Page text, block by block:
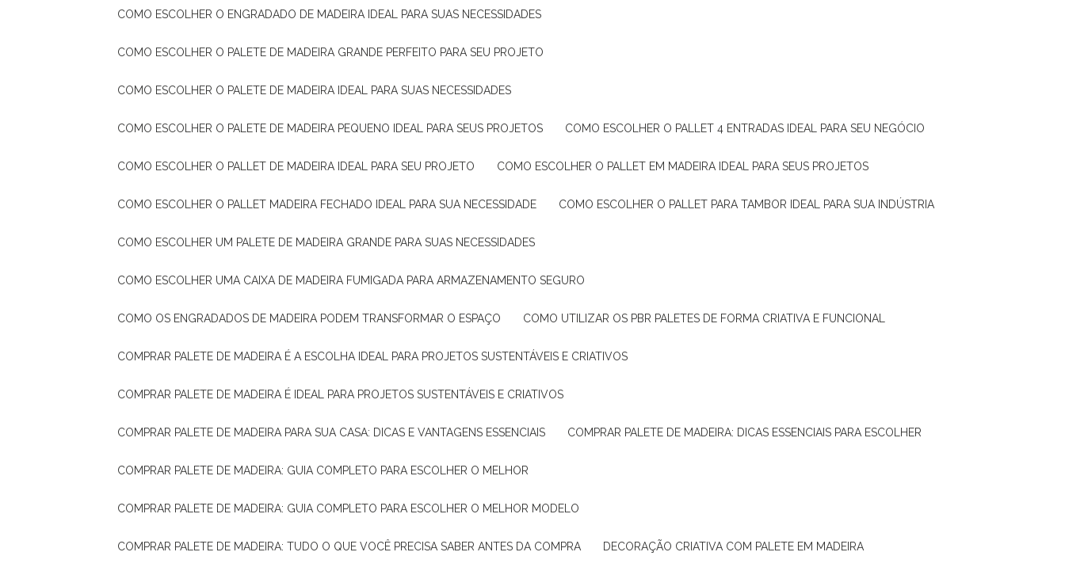
COMO ESCOLHER O ENGRADADO DE MADEIRA IDEAL PARA SUAS NECESSIDADES
COMO ESCOLHER O PALETE DE MADEIRA GRANDE PERFEITO PARA SEU PROJETO
COMO ESCOLHER O PALETE DE MADEIRA IDEAL PARA SUAS NECESSIDADES
COMO ESCOLHER O PALETE DE MADEIRA PEQUENO IDEAL PARA SEUS PROJETOS COMO ESCOLHER O PALLET 4 ENTRADAS IDEAL PARA SEU NEGÓCIO
COMO ESCOLHER O PALLET DE MADEIRA IDEAL PARA SEU PROJETO COMO ESCOLHER O PALLET EM MADEIRA IDEAL PARA SEUS PROJETOS
COMO ESCOLHER O PALLET MADEIRA FECHADO IDEAL PARA SUA NECESSIDADE COMO ESCOLHER O PALLET PARA TAMBOR IDEAL PARA SUA INDÚSTRIA
COMO ESCOLHER UM PALETE DE MADEIRA GRANDE PARA SUAS NECESSIDADES
COMO ESCOLHER UMA CAIXA DE MADEIRA FUMIGADA PARA ARMAZENAMENTO SEGURO
COMO OS ENGRADADOS DE MADEIRA PODEM TRANSFORMAR O ESPAÇO COMO UTILIZAR OS PBR PALETES DE FORMA CRIATIVA E FUNCIONAL
COMPRAR PALETE DE MADEIRA É A ESCOLHA IDEAL PARA PROJETOS SUSTENTÁVEIS E CRIATIVOS
COMPRAR PALETE DE MADEIRA É IDEAL PARA PROJETOS SUSTENTÁVEIS E CRIATIVOS
COMPRAR PALETE DE MADEIRA PARA SUA CASA: DICAS E VANTAGENS ESSENCIAIS COMPRAR PALETE DE MADEIRA: DICAS ESSENCIAIS PARA ESCOLHER
COMPRAR PALETE DE MADEIRA: GUIA COMPLETO PARA ESCOLHER O MELHOR
COMPRAR PALETE DE MADEIRA: GUIA COMPLETO PARA ESCOLHER O MELHOR MODELO
COMPRAR PALETE DE MADEIRA: TUDO O QUE VOCÊ PRECISA SABER ANTES DA COMPRA DECORAÇÃO CRIATIVA COM PALETE EM MADEIRA